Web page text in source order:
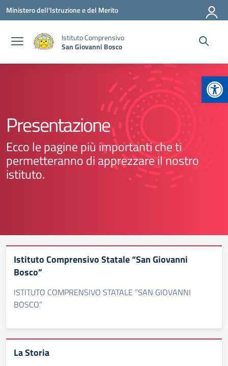
Vai ai contenuti
Vai al menu di navigazione
Vai al footer
Ministero dell'Istruzione e del Merito
Istituto Comprensivo
San Giovanni Bosco
Presentazione
Ecco le pagine più importanti che ti
permetteranno di apprezzare il nostro
istituto.
Istituto Comprensivo Statale “San Giovanni
Bosco”
ISTITUTO COMPRENSIVO STATALE “SAN GIOVANNI
BOSCO”
La Storia